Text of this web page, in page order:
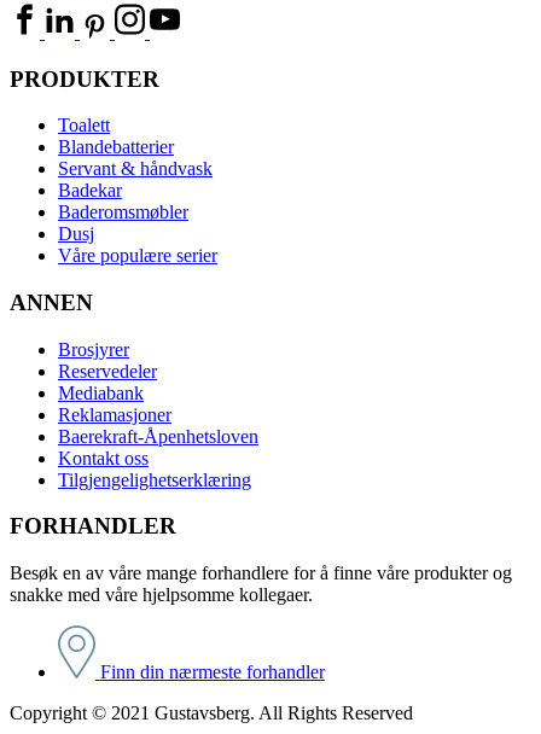
PRODUKTER
Toalett
Blandebatterier
Servant & håndvask
Badekar
Baderomsmøbler
Dusj
Våre populære serier
ANNEN
Brosjyrer
Reservedeler
Mediabank
Reklamasjoner
Baerekraft-Åpenhetsloven
Kontakt oss
Tilgjengelighetserklæring
FORHANDLER
Besøk en av våre mange forhandlere for å finne våre produkter og
snakke med våre hjelpsomme kollegaer.
Finn din nærmeste forhandler
Copyright © 2021 Gustavsberg. All Rights Reserved